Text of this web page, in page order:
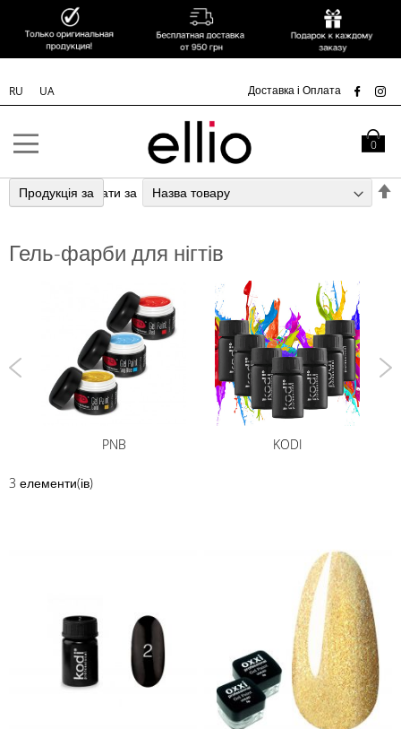
Skip to
RU UA Доставка і Оплата
Кошик
0
Гель-фарби для нігтів
PNB KODI
3 елементи(ів)
Сортувати за
Продукція за